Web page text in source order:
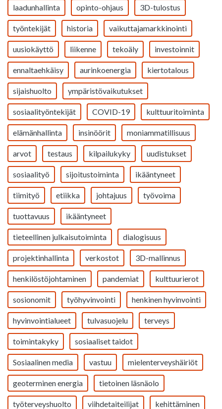
laadunhallinta opinto-ohjaus 3D-tulostus
työntekijät historia vaikuttajamarkkinointi
uusiokäyttö liikenne tekoäly investoinnit
ennaltaehkäisy aurinkoenergia kiertotalous
sijaishuolto ympäristövaikutukset
sosiaalityöntekijät COVID-19 kulttuuritoiminta
elämänhallinta insinöörit moniammatillisuus
arvot testaus kilpailukyky uudistukset
sosiaalityö sijoitustoiminta ikääntyneet
tiimityö etiikka johtajuus työvoima
tuottavuus ikääntyneet
tieteellinen julkaisutoiminta dialogisuus
projektinhallinta verkostot 3D-mallinnus
henkilöstöjohtaminen pandemiat kulttuurierot
sosionomit työhyvinvointi henkinen hyvinvointi
hyvinvointialueet tulvasuojelu terveys
toimintakyky sosiaaliset taidot
Sosiaalinen media vastuu mielenterveyshäiriöt
geoterminen energia tietoinen läsnäolo
työterveyshuolto viihdetaiteilijat kehittäminen